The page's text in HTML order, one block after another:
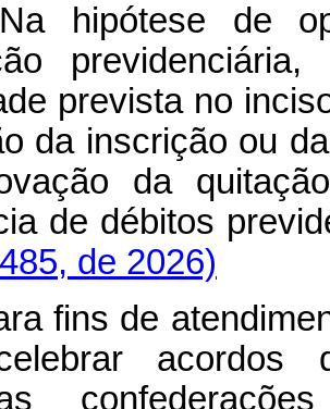
hipótese de
prevista no
da inscrição ou
da
de débitos
de 2026)
fins de
acordos